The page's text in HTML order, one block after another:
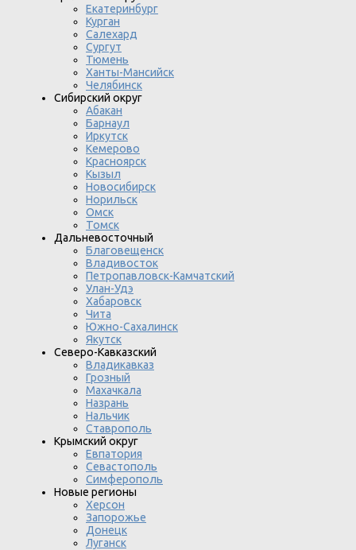
Екатеринбург
Курган
Салехард
Сургут
Тюмень
Ханты-Мансийск
Челябинск
Сибирский округ
Абакан
Барнаул
Иркутск
Кемерово
Красноярск
Кызыл
Новосибирск
Норильск
Омск
Томск
Дальневосточный
Благовещенск
Владивосток
Петропавловск-Камчатский
Улан-Удэ
Хабаровск
Чита
Южно-Сахалинск
Якутск
Северо-Кавказский
Владикавказ
Грозный
Махачкала
Назрань
Нальчик
Ставрополь
Крымский округ
Евпатория
Севастополь
Симферополь
Новые регионы
Херсон
Запорожье
Донецк
Луганск